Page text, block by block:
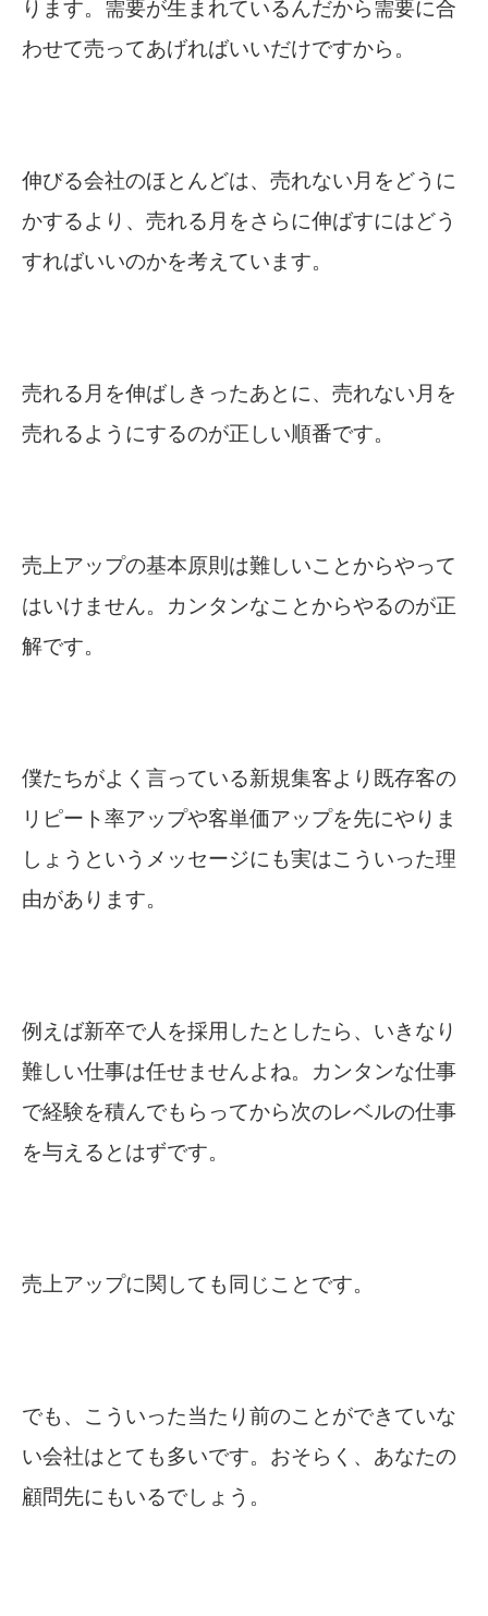
ります。需要が生まれているんだから需要に合
わせて売ってあげればいいだけですから。
伸びる会社のほとんどは、売れない月をどうに
かするより、売れる月をさらに伸ばすにはどう
すればいいのかを考えています。
売れる月を伸ばしきったあとに、売れない月を
売れるようにするのが正しい順番です。
売上アップの基本原則は難しいことからやって
はいけません。カンタンなことからやるのが正
解です。
僕たちがよく言っている新規集客より既存客の
リピート率アップや客単価アップを先にやりま
しょうというメッセージにも実はこういった理
由があります。
例えば新卒で人を採用したとしたら、いきなり
難しい仕事は任せませんよね。カンタンな仕事
で経験を積んでもらってから次のレベルの仕事
を与えるとはずです。
売上アップに関しても同じことです。
でも、こういった当たり前のことができていな
い会社はとても多いです。おそらく、あなたの
顧問先にもいるでしょう。